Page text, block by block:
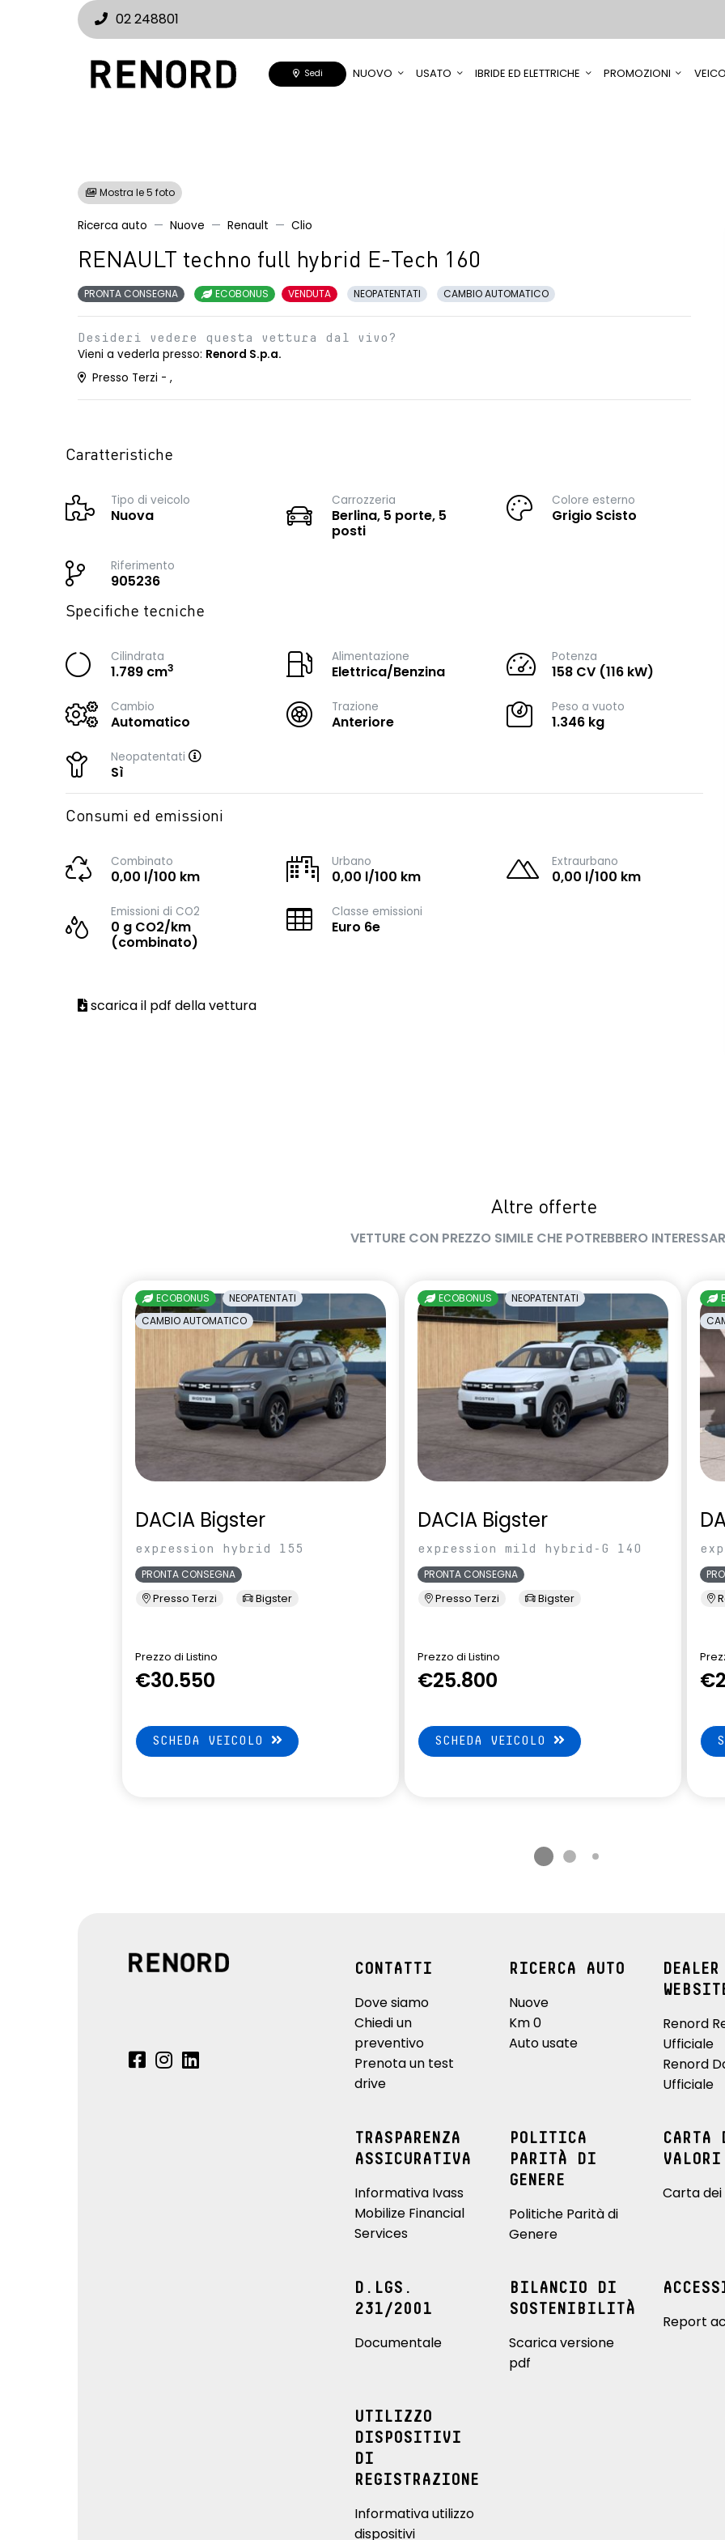
02 248801
Sedi NUOVO USATO IBRIDE ED ELETTRICHE PROMOZIONI
Mostra le 5 foto
Ricerca auto Nuove Renault Clio
RENAULT techno full hybrid E-Tech 160
PRONTA CONSEGNA ECOBONUS VENDUTA NEOPATENTATI CAMBIO AUTOMATICO
Desideri vedere questa vettura dal vivo?
Vieni a vederla presso: Renord S.p.a.
Presso Terzi - ,
Caratteristiche
Tipo di veicolo
Nuova
Carrozzeria
Berlina, 5 porte, 5
posti
Colore esterno
Grigio Scisto
Riferimento
905236
Specifiche tecniche
Cilindrata
1.789 cm3
Alimentazione
Elettrica/Benzina
Potenza
158 CV (116 kW)
Cambio
Automatico
Trazione
Anteriore
Peso a vuoto
1.346 kg
Neopatentati
Sì
Consumi ed emissioni
Combinato
0,00 l/100 km
Urbano
0,00 l/100 km
Extraurbano
0,00 l/100 km
Emissioni di CO2
0 g CO2/km
(combinato)
Classe emissioni
Euro 6e
scarica il pdf della vettura
Altre offerte
VETTURE CON PREZZO SIMILE CHE POTREBBERO
ECOBONUS
NEOPATENTATI
CAMBIO AUTOMATICO
DACIA Bigster
expression hybrid 155
PRONTA CONSEGNA
Presso Terzi Bigster
Prezzo di Listino
€30.550
SCHEDA VEICOLO
ECOBONUS NEOPATENTATI
DACIA Bigster
expression mild hybrid-G 140
PRONTA CONSEGNA
Presso Terzi Bigster
Prezzo di Listino
€25.800
SCHEDA VEICOLO
CONTATTI
Dove siamo
Chiedi un
preventivo
Prenota un test
drive
RICERCA AUTO
Nuove
Km 0
Auto usate
DEALER
Renord
Ufficiale
Renord
Ufficiale
TRASPARENZA
ASSICURATIVA
Informativa Ivass
Mobilize Financial
Services
POLITICA
PARITÀ DI
GENERE
Politiche Parità di
Genere
CARTA
VALORI
Carta dei
D.LGS.
231/2001
Documentale
BILANCIO DI
SOSTENIBILITÀ
Scarica versione
pdf
Report
UTILIZZO
DISPOSITIVI
DI
REGISTRAZIONE
Informativa utilizzo
dispositivi